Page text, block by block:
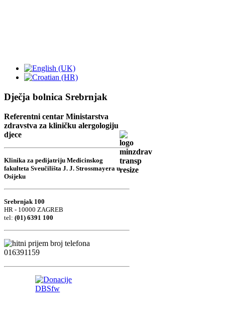
Dječja bolnica Srebrnjak
Referentni centar Ministarstva
zdravstva za kliničku alergologiju
djece
Klinika za pedijatriju Medicinskog
fakulteta Sveučilišta J. J. Strossmayera u
Osijeku
Srebrnjak 100
HR - 10000 ZAGREB
tel: (01) 6391 100